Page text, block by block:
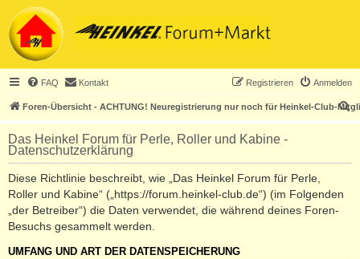
FAQ Kontakt Anmelden
Registrieren
Foren-Übersicht - ACHTUNG! Neuregistrierung nur noch für Heinkel-Club-
S
u
h
Das Heinkel Forum für Perle, Roller und Kabine -
Datenschutzerklärung
Diese Richtlinie beschreibt, wie „Das Heinkel Forum für Perle,
Roller und Kabine“ („https://forum.heinkel-club.de“) (im Folgenden
„der Betreiber“) die Daten verwendet, die während deines Foren-
Besuchs gesammelt werden.
UMFANG UND ART DER DATENSPEICHERUNG